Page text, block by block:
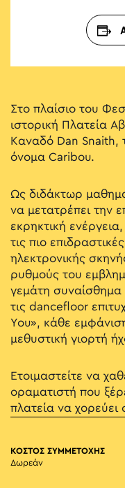
Στο πλαίσιο του
ιστορική Πλατεία
Καναδό Dan Snaith,
όνομα Caribou.
Ως διδάκτωρ
να μετατρέπει την
εκρηκτική
τις πιο
ηλεκτρονικής
ρυθμούς του
γεμάτη
τις dancefloor
You», κάθε
μεθυστική γιορτή
Ετοιμαστείτε να
οραματιστή που
πλατεία να χορεύει
ΚΟΣΤΟΣ ΣΥΜΜΕΤΟΧΗΣ
Δωρεάν